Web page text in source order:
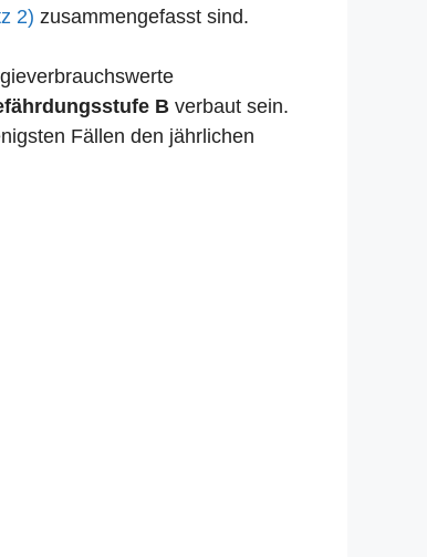
2) zusammengefasst sind.
B verbaut sein.
Fällen den jährlichen